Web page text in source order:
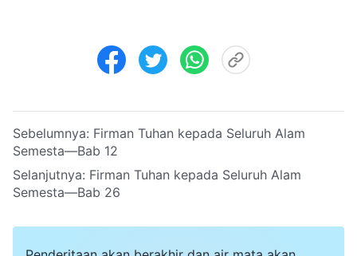
Sebelumnya: Firman Tuhan kepada Seluruh Alam
Semesta—Bab 12
Selanjutnya: Firman Tuhan kepada Seluruh Alam
Semesta—Bab 26